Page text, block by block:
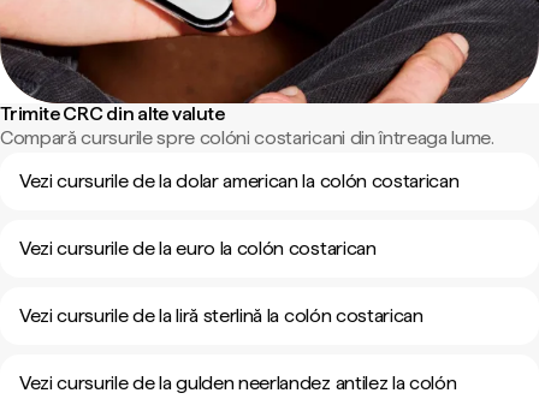
Trimite CRC din alte valute
Compară cursurile spre colóni costaricani din întreaga lume.
Vezi cursurile de la dolar american la colón costarican
Vezi cursurile de la euro la colón costarican
Vezi cursurile de la liră sterlină la colón costarican
Vezi cursurile de la gulden neerlandez antilez la colón